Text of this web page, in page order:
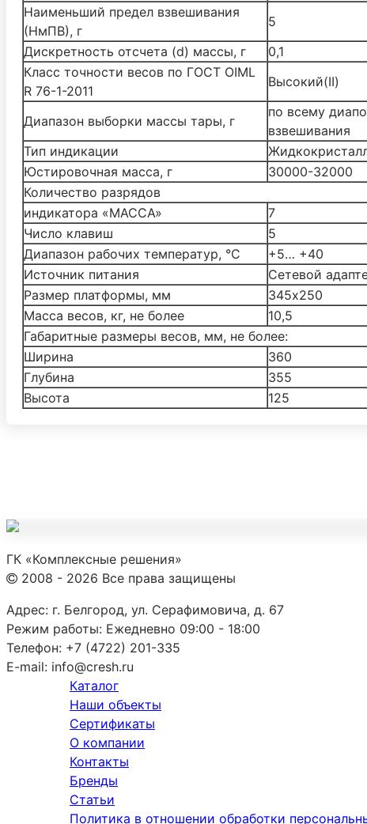
Наименьший предел взвешивания
(НмПВ), г
5
Дискретность отсчета (d) массы, г
0,1
Класс точности весов по ГОСТ OIML
R 76-1-2011
Высокий(II)
Диапазон выборки массы тары, г
по всему
взвешивания
Тип индикации
Юстировочная масса, г
30000-32000
Количество разрядов
индикатора «МАССА»
7
Число клавиш
5
Диапазон рабочих температур, °С
+5… +40
Источник питания
Cетевой
Размер платформы, мм
345х250
Масса весов, кг, не более
10,5
Габаритные размеры весов, мм, не более:
Ширина
360
Глубина
355
Высота
125
ГК «Комплексные решения»
2008 - 2026 Все права защищены
Адрес: г. Белгород, ул. Серафимовича, д. 67
Режим работы: Ежедневно 09:00 - 18:00
Телефон: +7 (4722) 201-335
E-mail: info@cresh.ru
Каталог
Наши объекты
Сертификаты
О компании
Контакты
Бренды
Статьи
Политика в отношении обработки